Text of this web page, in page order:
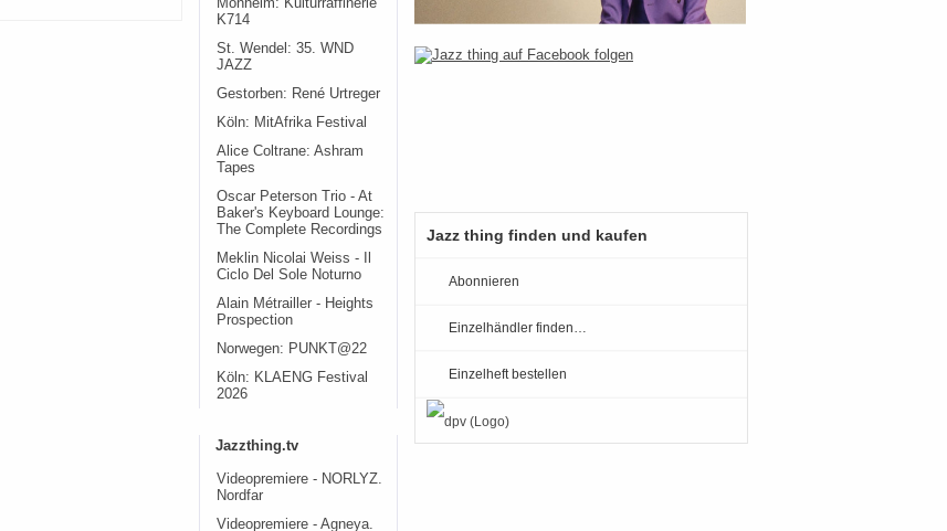
Monheim: Kulturraffinerie
K714
St. Wendel: 35. WND
JAZZ
Gestorben: René Urtreger
Köln: MitAfrika Festival
Alice Coltrane: Ashram
Tapes
Oscar Peterson Trio - At
Baker's Keyboard Lounge:
The Complete Recordings
Meklin Nicolai Weiss - Il
Ciclo Del Sole Noturno
Alain Métrailler - Heights
Prospection
Norwegen: PUNKT@22
Köln: KLAENG Festival
2026
Jazzthing.tv
Videopremiere - NORLYZ.
Nordfar
Videopremiere - Agneya.
Jazz thing finden und kaufen
Abonnieren
Einzelhändler finden…
Einzelheft bestellen